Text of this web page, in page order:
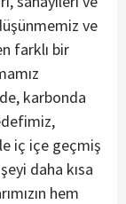
ve
farklı bir
karbonda
iç içe geçmiş
daha kısa
hem